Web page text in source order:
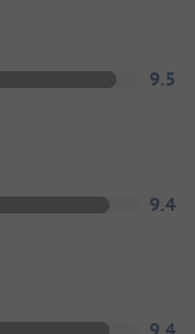
9.5
9.4